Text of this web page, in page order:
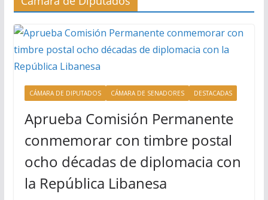
CÁMARA DE DIPUTADOS CÁMARA DE SENADORES DESTACADAS
Aprueba Comisión Permanente
conmemorar con timbre postal
ocho décadas de diplomacia con
la República Libanesa